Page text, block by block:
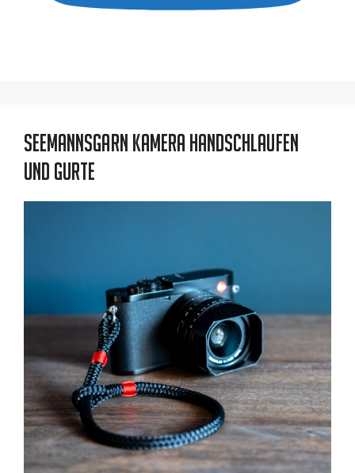
Seemannsgarn Kamera Handschlaufen
und Gurte